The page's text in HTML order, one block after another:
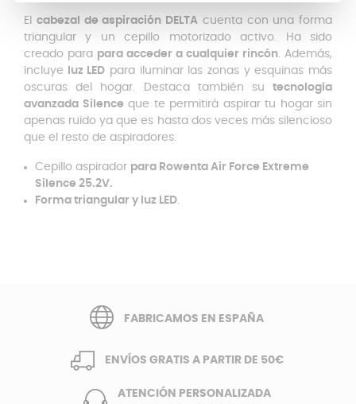
El cabezal de aspiración DELTA cuenta con una forma
triangular y un cepillo motorizado activo. Ha sido
creado para para acceder a cualquier rincón. Además,
incluye luz LED para iluminar las zonas y esquinas más
oscuras del hogar. Destaca también su tecnología
avanzada Silence que te permitirá aspirar tu hogar sin
apenas ruido ya que es hasta dos veces más silencioso
que el resto de aspiradores.
Cepillo aspirador para Rowenta Air Force Extreme
Silence 25.2V.
Forma triangular y luz LED.
FABRICAMOS EN ESPAÑA
ENVÍOS GRATIS A PARTIR DE 50€
ATENCIÓN PERSONALIZADA